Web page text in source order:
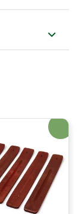
¡Oferta!